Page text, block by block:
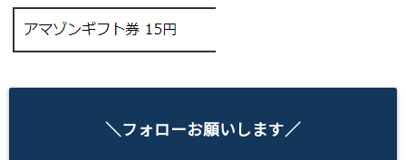
＼フォローお願いします／